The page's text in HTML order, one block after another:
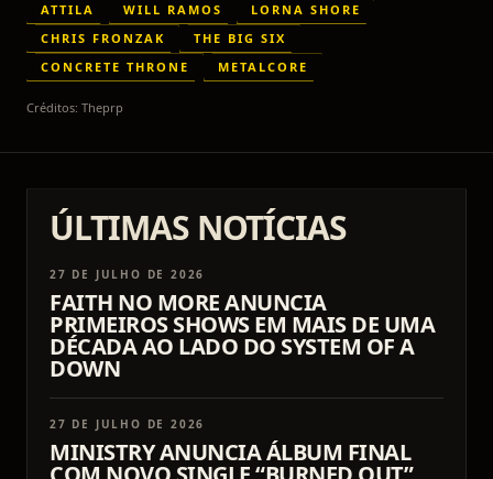
ATTILA WILL RAMOS
LORNA SHORE
CHRIS FRONZAK
THE BIG SIX
CONCRETE THRONE
METALCORE
Créditos: Theprp
ÚLTIMAS NOTÍCIAS
27 DE JULHO DE 2026
FAITH NO MORE ANUNCIA
PRIMEIROS SHOWS EM MAIS DE UMA
DÉCADA AO LADO DO SYSTEM OF A
DOWN
27 DE JULHO DE 2026
MINISTRY ANUNCIA ÁLBUM FINAL